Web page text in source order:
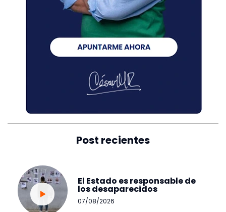
Post recientes
El Estado es responsable de
los desaparecidos
07/08/2026